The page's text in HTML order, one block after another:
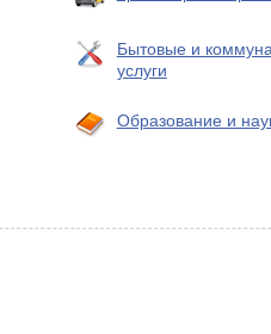
Бытовые и
услуги
Образование и